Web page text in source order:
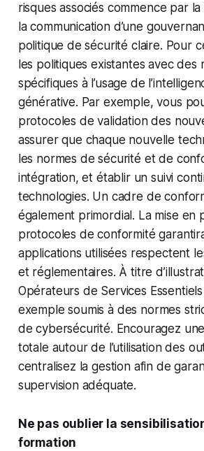
risques associés commence par
la communication d’une
politique de sécurité claire. Pour
les politiques existantes avec des
spécifiques à l’usage de
générative. Par exemple, vous
protocoles de validation des
assurer que chaque nouvelle
les normes de sécurité et de
intégration, et établir un suivi
technologies. Un cadre de
également primordial. La mise en
protocoles de conformité
applications utilisées respectent
et réglementaires. À titre
Opérateurs de Services
exemple soumis à des normes
de cybersécurité. Encouragez
totale autour de l’utilisation des
centralisez la gestion afin de
supervision adéquate.
Ne pas oublier la
formation